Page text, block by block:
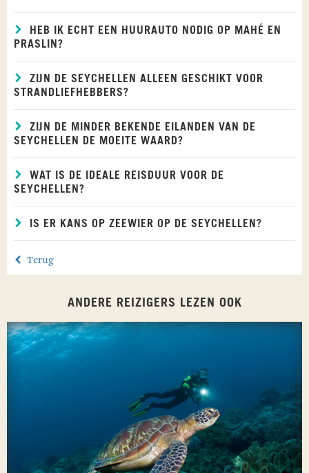
HEB IK ECHT EEN HUURAUTO NODIG OP MAHÉ EN
PRASLIN?
ZIJN DE SEYCHELLEN ALLEEN GESCHIKT VOOR
STRANDLIEFHEBBERS?
ZIJN DE MINDER BEKENDE EILANDEN VAN DE
SEYCHELLEN DE MOEITE WAARD?
WAT IS DE IDEALE REISDUUR VOOR DE
SEYCHELLEN?
IS ER KANS OP ZEEWIER OP DE SEYCHELLEN?
Terug
ANDERE REIZIGERS LEZEN OOK